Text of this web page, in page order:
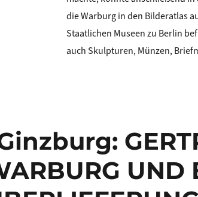
die Warburg in den Bilderatlas
Staatlichen Museen zu Berlin
auch Skulpturen, Münzen,
UND